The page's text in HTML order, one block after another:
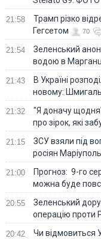
21:58
Трамп різко
Гегсетом
70
21:54
Зеленський
водою в
21:43
В Україні
новому: Шмигаль
21:32
"Я доначу
про зірок, які
21:15
ЗСУ взяли під
росіян
21:00
Прогноз: 9-го
можна буде
20:55
Зеленський
операцію проти
20:42
Чи відмовиться